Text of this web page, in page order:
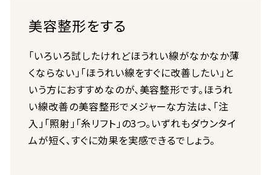
美容整形をする
「いろいろ試したけれどほうれい線がなかなか薄
くならない」「ほうれい線をすぐに改善したい」と
いう方におすすめなのが、美容整形です。ほうれ
い線改善の美容整形でメジャーな方法は、「注
入」「照射」「糸リフト」の3つ。いずれもダウンタイ
ムが短く、すぐに効果を実感できるでしょう。